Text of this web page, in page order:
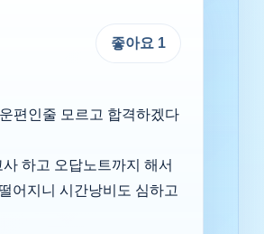
좋아요 1
편인줄 모르고 합격하겠다
하고 오답노트까지 해서
어지니 시간낭비도 심하고